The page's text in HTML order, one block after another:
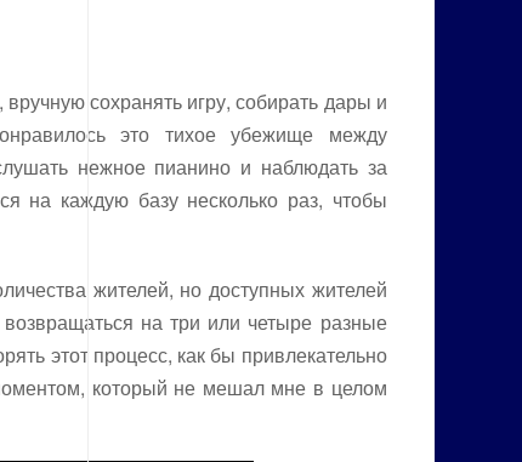
сохранять игру, собирать дары и
это тихое убежище между
нежное пианино и наблюдать за
на каждую базу несколько раз, чтобы
жителей, но доступных жителей
на три или четыре разные
этот процесс, как бы привлекательно
который не мешал мне в целом